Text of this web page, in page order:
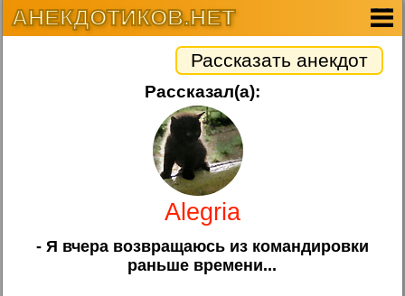
АНЕКДОТИКОВ.НЕТ
Рассказать анекдот
Рассказал(а):
Alegria
- Я вчера возвращаюсь из командировки
раньше времени...